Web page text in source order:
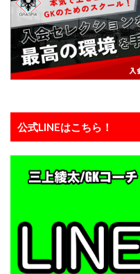
公式LINEはこちら！
課題克服
負けず嫌い
起き上がり方
蹴る
週6回
進入角度
運動能力
適度な運
静視力
頭のプレー
魂の守護神
鹿島アントラーズジュニ